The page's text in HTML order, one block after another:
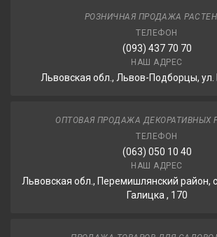
РОЗНИЧНАЯ ПРОДАЖА
ТЕЛЕФОН
(093) 437 70 70
НАШ АДРЕС
Львовская обл., Львов-Подборцы, ул.
ОПТОВАЯ ПРОДАЖА ДЕКОРАТИВНЫХ
ТЕЛЕФОН
(063) 050 10 40
НАШ АДРЕС
Львовская обл., Перемишлянский район,
Галицка , 170